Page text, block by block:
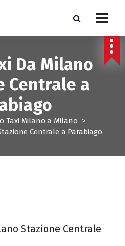
Da Milano
Centrale a
Taxi Milano a Milano >
Centrale a Parabiago
Stazione Centrale